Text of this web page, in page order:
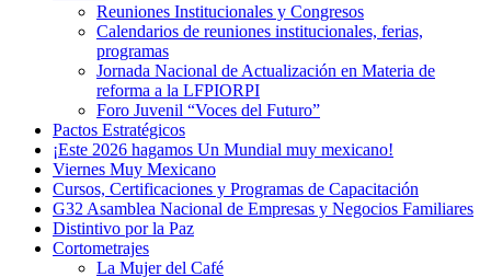
Reuniones Institucionales y Congresos
Calendarios de reuniones institucionales, ferias,
programas
Jornada Nacional de Actualización en Materia de
reforma a la LFPIORPI
Foro Juvenil “Voces del Futuro”
Pactos Estratégicos
¡Este 2026 hagamos Un Mundial muy mexicano!
Viernes Muy Mexicano
Cursos, Certificaciones y Programas de Capacitación
G32 Asamblea Nacional de Empresas y Negocios Familiares
Distintivo por la Paz
Cortometrajes
La Mujer del Café